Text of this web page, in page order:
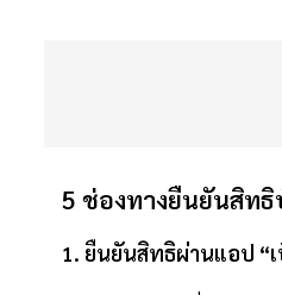
5 ช่องทางยืนยันสิทธิ
1. ยืนยันสิทธิผ่านแอป “เ